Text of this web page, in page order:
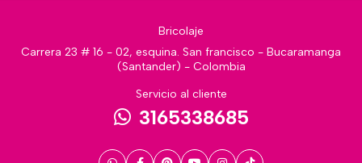
Bricolaje
Carrera 23 # 16 - 02, esquina. San francisco - Bucaramanga
(Santander) - Colombia
Servicio al cliente
3165338685